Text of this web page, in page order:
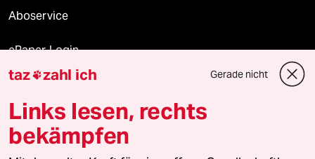
Aboservice
ePaper Login
Downloads für Abonnierende
© 2026 taz Verlags und Vertriebs GmbH
taz zahl ich Gerade nicht
Links lesen, rechts
bekämpfen